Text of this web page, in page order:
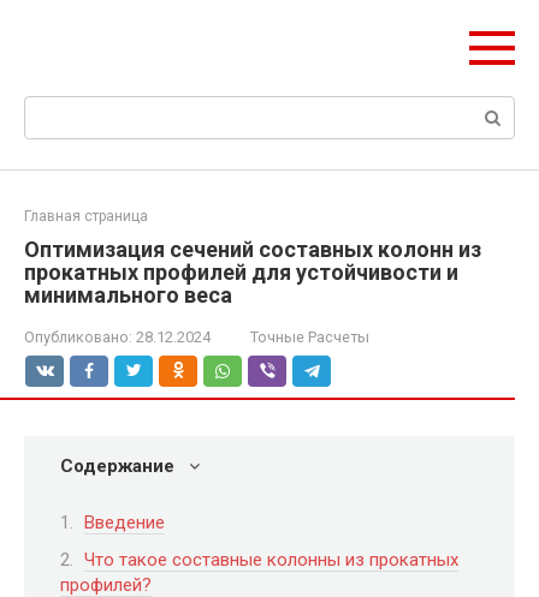
Поиск:
Главная страница
Оптимизация сечений составных колонн из
прокатных профилей для устойчивости и
минимального веса
Опубликовано: 28.12.2024 Точные Расчеты
Содержание
Введение
Что такое составные колонны из прокатных
профилей?